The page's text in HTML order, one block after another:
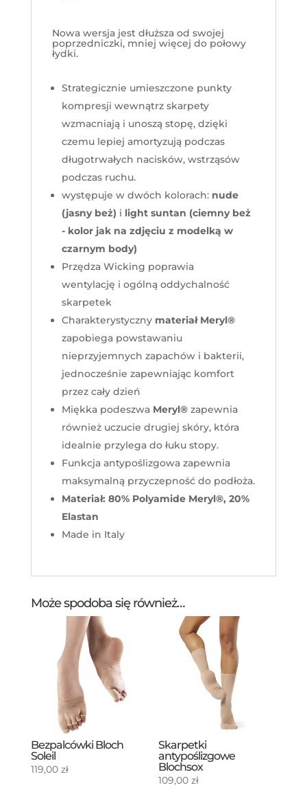
Nowa wersja jest dłuższa od swojej
poprzedniczki, mniej więcej do połowy
łydki.
Strategicznie umieszczone punkty
kompresji wewnątrz skarpety
wzmacniają i unoszą stopę, dzięki
czemu lepiej amortyzują podczas
długotrwałych nacisków, wstrząsów
podczas ruchu.
występuje w dwóch kolorach: nude
(jasny beż) i light suntan (ciemny beż
- kolor jak na zdjęciu z modelką w
czarnym body)
Przędza Wicking poprawia
wentylację i ogólną oddychalność
skarpetek
Charakterystyczny materiał Meryl®
zapobiega powstawaniu
nieprzyjemnych zapachów i bakterii,
jednocześnie zapewniając komfort
przez cały dzień
Miękka podeszwa Meryl® zapewnia
również uczucie drugiej skóry, która
idealnie przylega do łuku stopy.
Funkcja antypoślizgowa zapewnia
maksymalną przyczepność do podłoża.
Materiał: 80% Polyamide Meryl®, 20%
Elastan
Made in Italy
Może spodoba się również…
Bezpalcówki Bloch
Soleil
119,00 zł
Skarpetki
antypoślizgowe
Blochsox
109,00zł